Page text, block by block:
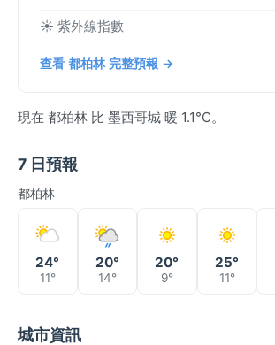
☀️ 紫外線指數
查看 都柏林 完整預報 →
現在 都柏林 比 墨西哥城 暖 1.1°C。
7 日預報
都柏林
24°
11°
20°
14°
20°
9°
25°
11°
城市資訊